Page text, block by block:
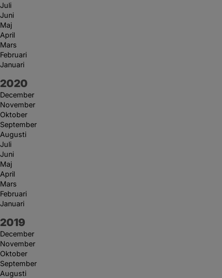
Juli
Juni
Maj
April
Mars
Februari
Januari
År:
2020
December
November
Oktober
September
Augusti
Juli
Juni
Maj
April
Mars
Februari
Januari
År:
2019
December
November
Oktober
September
Augusti